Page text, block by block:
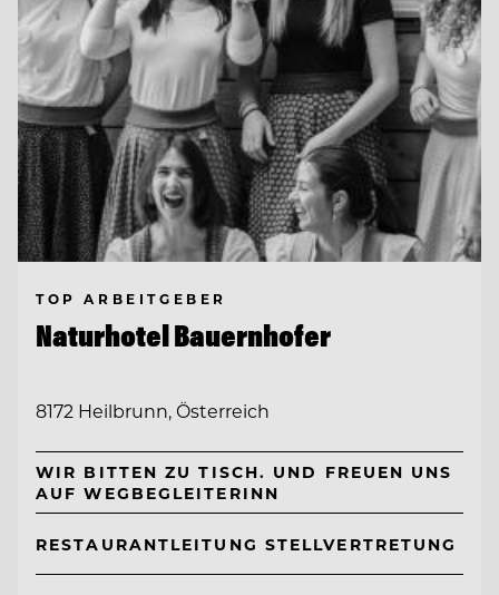
TOP ARBEITGEBER
Naturhotel Bauernhofer
8172 Heilbrunn, Österreich
WIR BITTEN ZU TISCH. UND FREUEN UNS
AUF WEGBEGLEITERINN
RESTAURANTLEITUNG STELLVERTRETUNG